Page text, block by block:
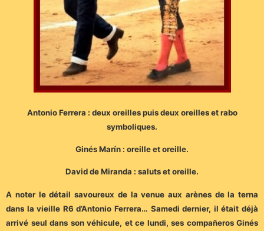
Antonio Ferrera : deux oreilles puis deux oreilles et rabo
symboliques.
Ginés Marín : oreille et oreille.
David de Miranda : saluts et oreille.
A noter le détail savoureux de la venue aux arènes de la terna
dans la vieille R6 d’Antonio Ferrera… Samedi dernier, il était déjà
arrivé seul dans son véhicule, et ce lundi, ses compañeros Ginés